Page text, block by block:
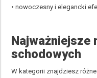
• nowoczesny i elegancki
Najważniejsze
schodowych
W kategorii znajdziesz